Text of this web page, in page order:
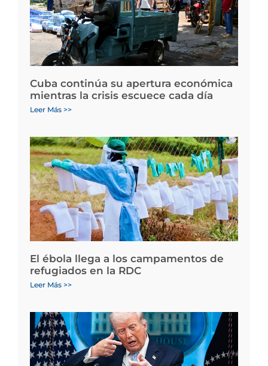
Cuba continúa su apertura económica
mientras la crisis escuece cada día
Leer Más >>
El ébola llega a los campamentos de
refugiados en la RDC
Leer Más >>